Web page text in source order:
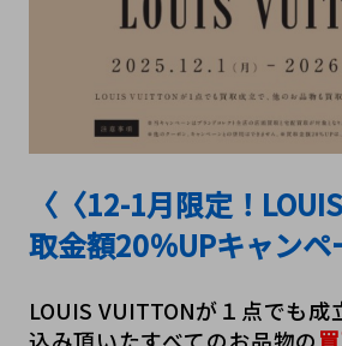
〈〈12-1月限定！
取金額20％UPキャンペ
LOUIS VUITTONが１点でも成